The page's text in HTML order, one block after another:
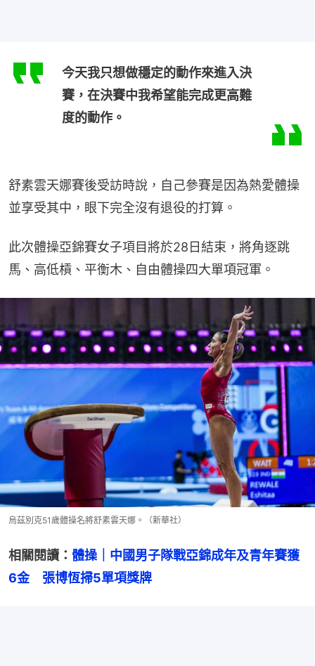
今天我只想做穩定的動作來進入決
賽，在決賽中我希望能完成更高難
度的動作。
舒素雲天娜賽後受訪時說，自己參賽是因為熱愛體操
並享受其中，眼下完全沒有退役的打算。
此次體操亞錦賽女子項目將於28日結束，將角逐跳
馬、高低槓、平衡木、自由體操四大單項冠軍。
烏茲別克51歲體操名將舒素雲天娜。（新華社）
相關閱讀： 體操｜中國男子隊戰亞錦成年及青年賽獲
6金　張博恆掃5單項獎牌